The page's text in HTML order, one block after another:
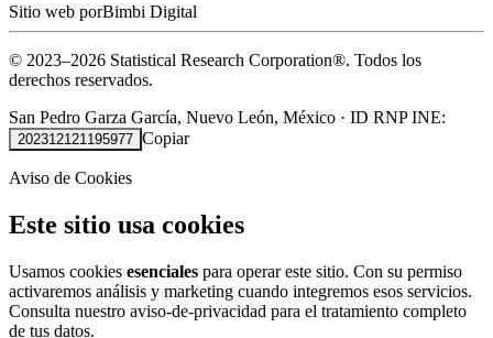
Sitio web porBimbi Digital
© 2023–2026 Statistical Research Corporation®. Todos los
derechos reservados.
San Pedro Garza García, Nuevo León, México · ID RNP INE:
202312121195977 Copiar
Aviso de Cookies
Este sitio usa cookies
Usamos cookies esenciales para operar este sitio. Con su permiso
activaremos análisis y marketing cuando integremos esos servicios.
Consulta nuestro aviso-de-privacidad para el tratamiento completo
de tus datos.